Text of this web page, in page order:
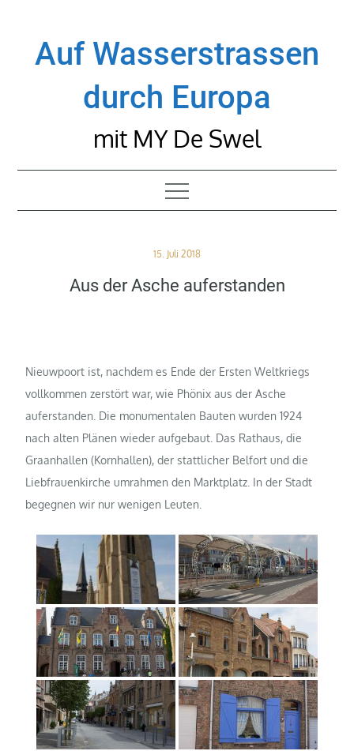
contentAuf Wasserstrassen
durch Europa
mit MY De Swel
Posted
15. Juli 2018
Aus der Asche auferstanden
Nieuwpoort ist, nachdem es Ende der Ersten Weltkriegs
vollkommen zerstört war, wie Phönix aus der Asche
auferstanden. Die monumentalen Bauten wurden 1924
nach alten Plänen wieder aufgebaut. Das Rathaus, die
Graanhallen (Kornhallen), der stattlicher Belfort und die
Liebfrauenkirche umrahmen den Marktplatz. In der Stadt
begegnen wir nur wenigen Leuten.